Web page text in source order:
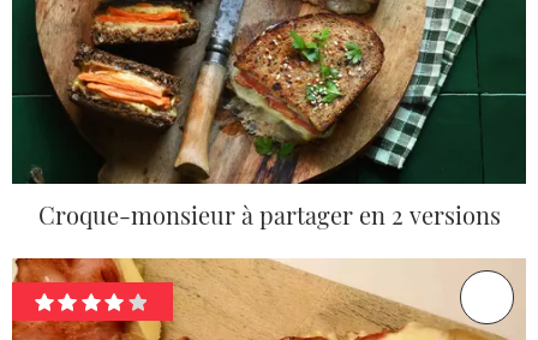
Croque-monsieur à partager en 2 versions